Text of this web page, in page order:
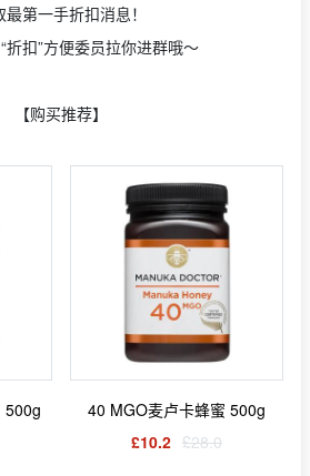
最第一手折扣消息！
折扣”方便委员拉你进群哦～
【购买推荐】
500g
40 MGO麦卢卡蜂蜜 500g
£10.2 £28.0